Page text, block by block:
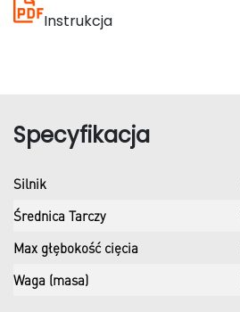
Instrukcja
Specyfikacja
Silnik
Średnica Tarczy
Max głębokość cięcia
Waga (masa)